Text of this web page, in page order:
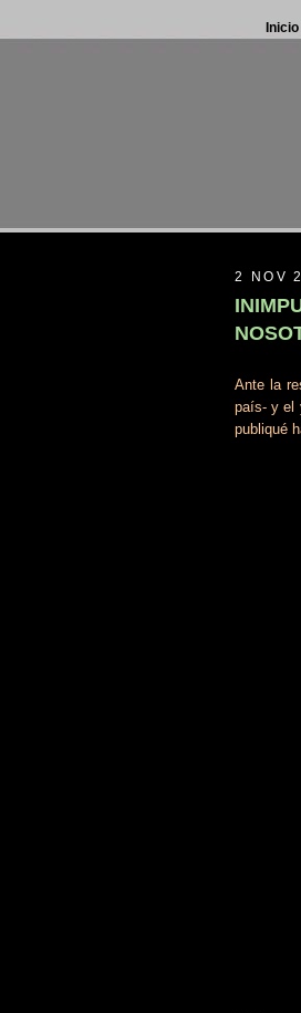
Inicio
2 NOV
Ante la
país- y el
publiqué